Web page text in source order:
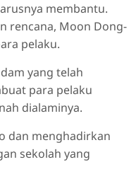
membantu.
rencana, Moon Dong-
pelaku.
yang telah
para pelaku
dialaminya.
dan menghadirkan
sekolah yang